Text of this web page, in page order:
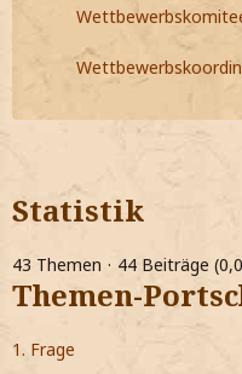
Statistik
43 Themen 44 Beiträge
Themen-
1. Frage